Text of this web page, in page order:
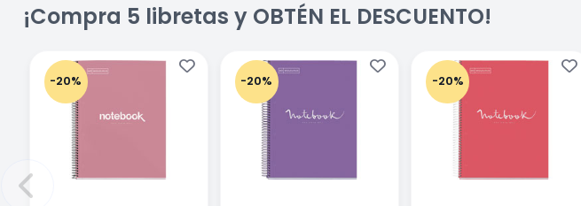
¡Compra 5 libretas y OBTÉN EL DESCUENTO!
-20% -20% -20%